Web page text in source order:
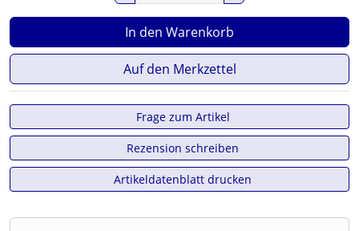
In den Warenkorb
Auf den Merkzettel
Frage zum Artikel
Rezension schreiben
Artikeldatenblatt drucken